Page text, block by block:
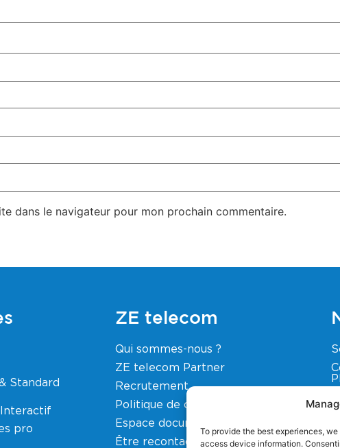
To provide the best experiences,
access device information.
dans le navigateur pour mon prochain commentaire.
Standard
pro
ZE telecom
Qui sommes-nous ?
ZE telecom Partner
Recrutement
Politique de confidentialité
Espace documents
Être recontacté